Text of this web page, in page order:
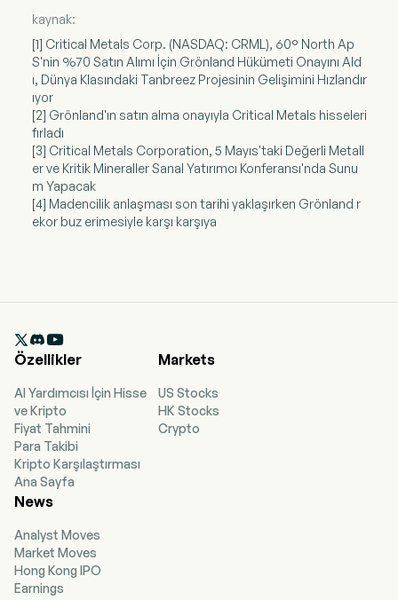
kaynak:
[1] Critical Metals Corp. (NASDAQ: CRML), 60° North Ap
S'nin %70 Satın Alımı İçin Grönland Hükümeti Onayını Ald
ı, Dünya Klasındaki Tanbreez Projesinin Gelişimini Hızlandır
ıyor
[2] Grönland'ın satın alma onayıyla Critical Metals hisseleri
fırladı
[3] Critical Metals Corporation, 5 Mayıs'taki Değerli Metall
er ve Kritik Mineraller Sanal Yatırımcı Konferansı'nda Sunu
m Yapacak
[4] Madencilik anlaşması son tarihi yaklaşırken Grönland r
ekor buz erimesiyle karşı karşıya

Özellikler
AI Yardımcısı İçin Hisse
ve Kripto
Fiyat Tahmini
Para Takibi
Kripto Karşılaştırması
Ana Sayfa
Markets
US Stocks
HK Stocks
Crypto
News
Analyst Moves
Market Moves
Hong Kong IPO
Earnings